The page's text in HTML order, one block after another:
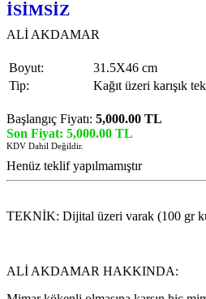
İSİMSİZ
ALİ AKDAMAR
Boyut:
31.5X46 cm
Tip:
Kağıt üzeri karışık
Başlangıç Fiyatı: 5,000.00 TL
Son Fiyat: 5,000.00 TL
KDV Dahil Değildir.
Henüz teklif yapılmamıştır
TEKNİK: Dijital üzeri varak (100 gr
ALİ AKDAMAR HAKKINDA: